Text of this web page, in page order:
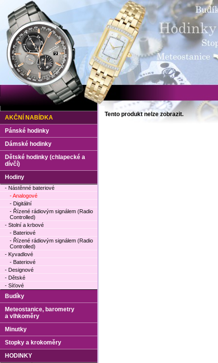
Tento produkt nelze zobrazit.
AKČNÍ NABÍDKA
Pánské hodinky
Dámské hodinky
Dětské hodinky (chlapecké a
dívčí)
Hodiny
- Nástěnné bateriové
- Analogové
- Digitální
- Řízené rádiovým signálem (Radio
Controlled)
- Stolní a krbové
- Bateriové
- Řízené rádiovým signálem (Radio
Controlled)
- Kyvadlové
- Bateriové
- Designové
- Dětské
- Síťové
Budíky
Meteostanice, barometry
a vlhkoměry
Minutky
Stopky a krokoměry
HODINKY